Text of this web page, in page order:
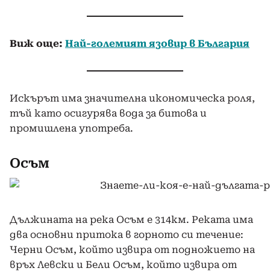
Виж още: Най-големият язовир в България
Искърът има значителна икономическа роля,
тъй като осигурява вода за битова и
промишлена употреба.
Осъм
Дължината на река Осъм е 314км. Реката има
два основни притока в горното си течение:
Черни Осъм, който извира от подножието на
връх Левски и Бели Осъм, който извира от